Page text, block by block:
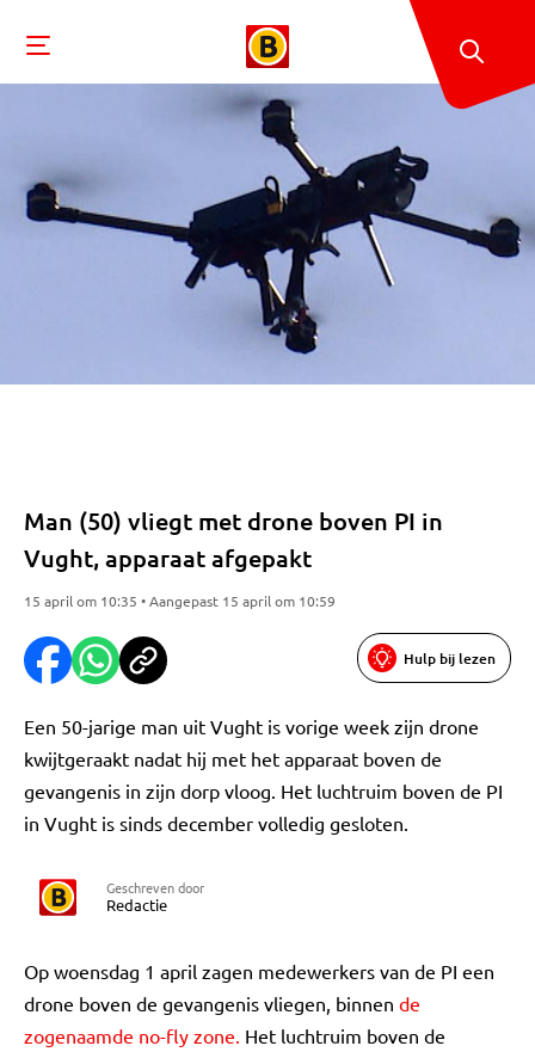
Man (50) vliegt met drone boven PI in
Vught, apparaat afgepakt
15 april om 10:35 • Aangepast 15 april om 10:59
Hulp bij lezen
Een 50-jarige man uit Vught is vorige week zijn drone
kwijtgeraakt nadat hij met het apparaat boven de
gevangenis in zijn dorp vloog. Het luchtruim boven de PI
in Vught is sinds december volledig gesloten.
Geschreven door
Redactie
Op woensdag 1 april zagen medewerkers van de PI een
drone boven de gevangenis vliegen, binnen de
zogenaamde no-fly zone. Het luchtruim boven de